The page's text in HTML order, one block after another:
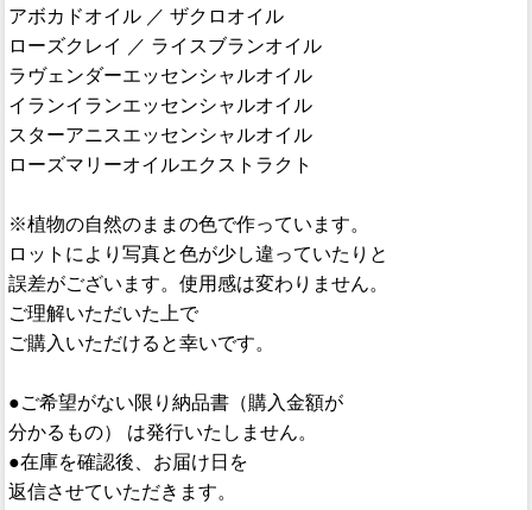
アボカドオイル ／ ザクロオイル
ローズクレイ ／ ライスブランオイル
ラヴェンダーエッセンシャルオイル
イランイランエッセンシャルオイル
スターアニスエッセンシャルオイル
ローズマリーオイルエクストラクト
※植物の自然のままの色で作っています。
ロットにより写真と色が少し違っていたりと
誤差がございます。使用感は変わりません。
ご理解いただいた上で
ご購入いただけると幸いです。
●ご希望がない限り納品書（購入金額が
分かるもの） は発行いたしません。
●在庫を確認後、お届け日を
返信させていただきます。